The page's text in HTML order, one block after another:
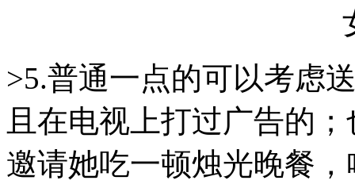
>5.普通一点的可以考虑
且在电视上打过广告的
邀请她吃一顿烛光晚餐